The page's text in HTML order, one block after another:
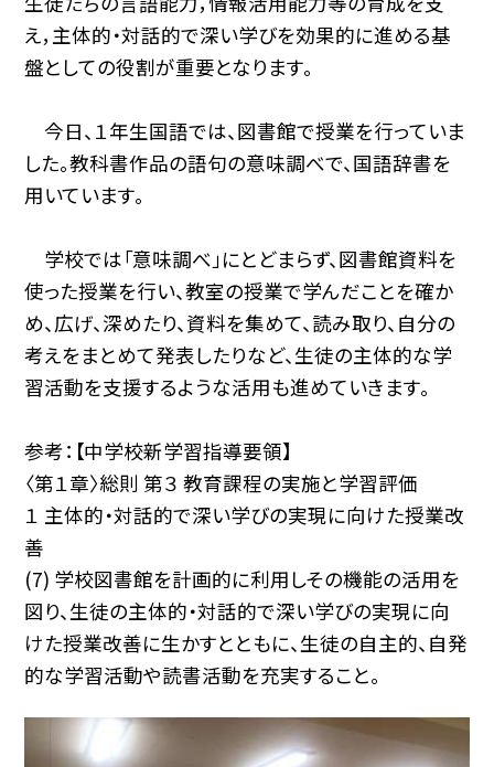
え，主体的・対話的で深い学びを効果的に進める基
盤としての役割が重要となります。
今日、１年生国語では、図書館で授業を行っていま
した。教科書作品の語句の意味調べで、国語辞書を
用いています。
学校では「意味調べ」にとどまらず、図書館資料を
使った授業を行い、教室の授業で学んだことを確か
め、広げ、深めたり、資料を集めて、読み取り、自分の
考えをまとめて発表したりなど、生徒の主体的な学
習活動を支援するような活用も進めていきます。
参考：【中学校新学習指導要領】
〈第１章〉総則 第３ 教育課程の実施と学習評価
１ 主体的・対話的で深い学びの実現に向けた授業改
善
(7) 学校図書館を計画的に利用しその機能の活用を
図り、生徒の主体的・対話的で深い学びの実現に向
けた授業改善に生かすとともに、生徒の自主的、自発
的な学習活動や読書活動を充実すること。